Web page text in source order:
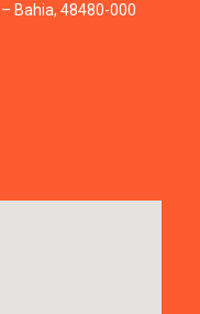
Bahia, 48480-000